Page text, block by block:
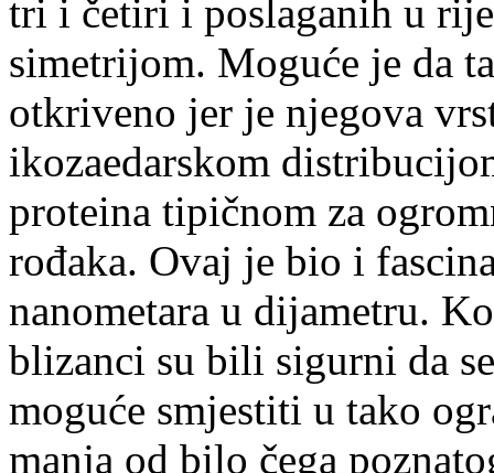
tri i četiri i poslaganih u
simetrijom. Moguće je da
otkriveno jer je njegova
ikozaedarskom
proteina tipičnom za
rođaka. Ovaj je bio i
nanometara u dijametru.
blizanci su bili sigurni da
moguće smjestiti u tako
manja od bilo čega